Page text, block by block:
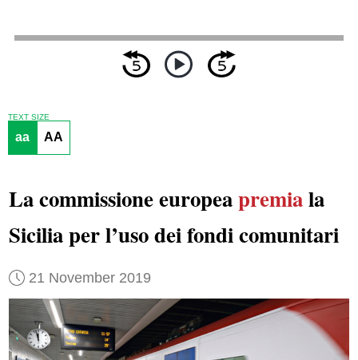
TEXT SIZE
aa AA
La commissione europeapremiala
Sicilia per l’uso dei fondi comunitari
21 November 2019